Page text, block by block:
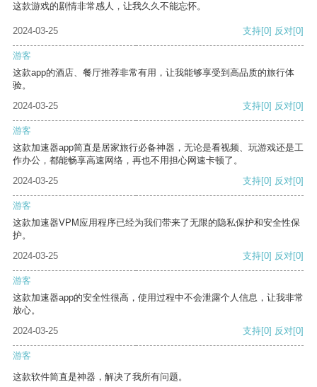
这款游戏的剧情非常感人，让我久久不能忘怀。
2024-03-25 支持[0] 反对[0]
游客
这款app的酒店、餐厅推荐非常有用，让我能够享受到高品质的旅行体
验。
2024-03-25
支持[0] 反对[0]
游客
这款加速器app简直是居家旅行必备神器，无论是看视频、玩游戏还是工
作办公，都能畅享高速网络，再也不用担心网速卡顿了。
2024-03-25
支持[0] 反对[0]
游客
这款加速器VPM应用程序已经为我们带来了无限的隐私保护和安全性保
护。
2024-03-25
支持[0] 反对[0]
游客
这款加速器app的安全性很高，使用过程中不会泄露个人信息，让我非常
放心。
2024-03-25
支持[0] 反对[0]
游客
这款软件简直是神器，解决了我所有问题。